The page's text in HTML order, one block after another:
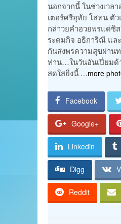
นอกจากนี้ ในช่วงเวล
เตอร์ศรีอุทัย โสทน
กล่าวยคำอวยพรแด่ซิ
ระดมกิจ อธิการิณี แล
กันส่งพรความสุขผ่าน
ท่าน…ในวันอันเปี่ยมด้
สดใสยิ่งนี้ …more
Facebook
Google+
Linkedin
Digg
Reddit